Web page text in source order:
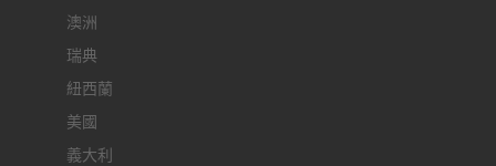
澳洲
瑞典
紐西蘭
美國
義大利